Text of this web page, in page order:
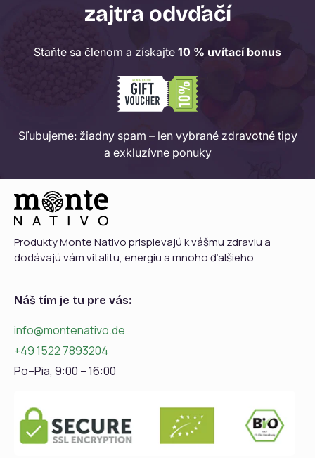
zajtra odvďačí
Staňte sa členom a získajte 10 % uvítací bonus
Sľubujeme: žiadny spam – len vybrané zdravotné tipy
a exkluzívne ponuky
Produkty Monte Nativo prispievajú k vášmu zdraviu a
dodávajú vám vitalitu, energiu a mnoho ďalšieho.
Náš tím je tu pre vás:
info@montenativo.de
+49 1522 7893204
Po–Pia, 9:00 – 16:00